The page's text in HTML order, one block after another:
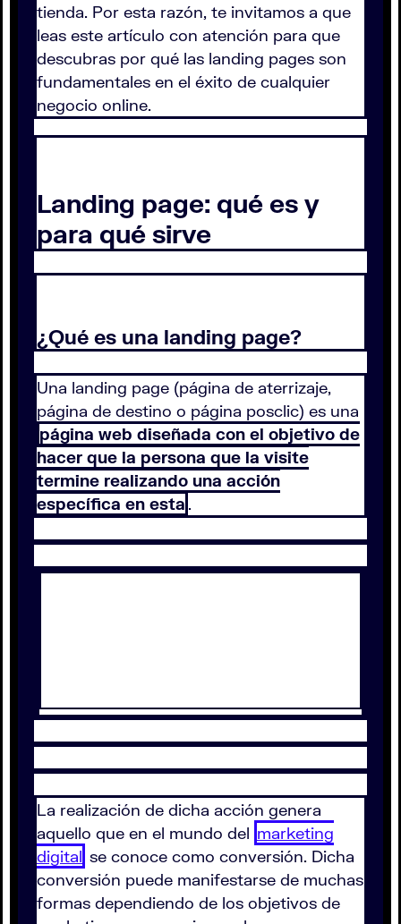
tienda. Por esta razón, te invitamos a que
leas este artículo con atención para que
descubras por qué las landing pages son
fundamentales en el éxito de cualquier
negocio online.
Landing page: qué es y
para qué sirve
¿Qué es una landing page?
Una landing page (página de aterrizaje,
página de destino o página posclic) es una
página web diseñada con el objetivo de
hacer que la persona que la visite
termine realizando una acción
específica en esta .
La realización de dicha acción genera
aquello que en el mundo del marketing
digital se conoce como conversión. Dicha
conversión puede manifestarse de muchas
formas dependiendo de los objetivos de